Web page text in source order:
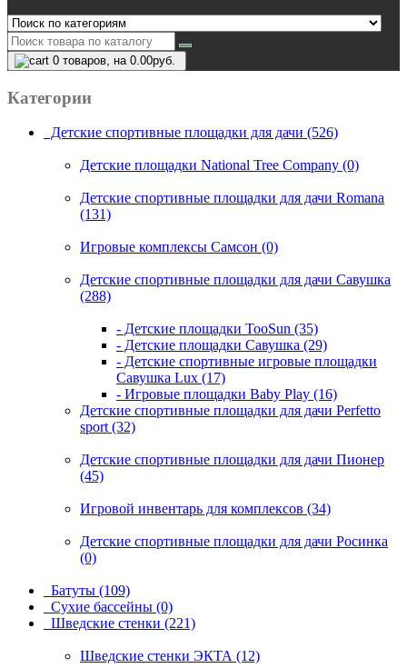
0 товаров, на 0.00руб.
Категории
Детские спортивные площадки для дачи (526)
Детские площадки National Tree Company (0)
Детские спортивные площадки для дачи Romana
(131)
Игровые комплексы Самсон (0)
Детские спортивные площадки для дачи Савушка
(288)
- Детские площадки TooSun (35)
- Детские площадки Савушка (29)
- Детские спортивные игровые площадки
Савушка Lux (17)
- Игровые площадки Baby Play (16)
Детские спортивные площадки для дачи Perfetto
sport (32)
Детские спортивные площадки для дачи Пионер
(45)
Игровой инвентарь для комплексов (34)
Детские спортивные площадки для дачи Росинка
(0)
Батуты (109)
Сухие бассейны (0)
Шведские стенки (221)
Шведские стенки ЭКТА (12)